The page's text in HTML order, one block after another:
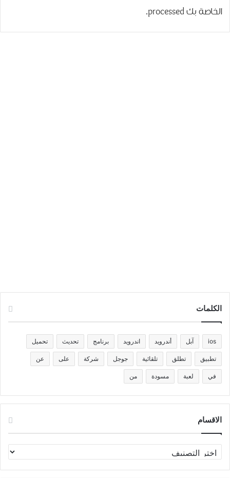
الخاصة بك processed
.
الكلمات
ios آبل أندرويد اندرويد برنامج تحديث تحميل
تطبيق تطلق تلقائية جوجل شركة على عن
في لعبة مسودة من
الاقسام
الاقسام